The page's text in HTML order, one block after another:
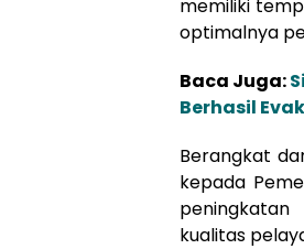
memiliki
optimalnya
Baca Juga:
Berhasil
Berangkat
kepada
kualitas